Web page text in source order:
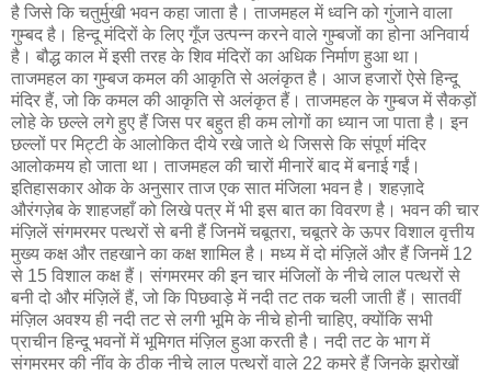
है जिसे कि चतुर्मुखी भवन कहा जाता है। ताजमहल में ध्वनि को गुंजाने वाला
गुम्बद है। हिन्दू मंदिरों के लिए गूँज उत्पन्न करने वाले गुम्बजों का होना अनिवार्य
है। बौद्ध काल में इसी तरह के शिव मंदिरों का अधिक निर्माण हुआ था।
ताजमहल का गुम्बज कमल की आकृति से अलंकृत है। आज हजारों ऐसे हिन्दू
मंदिर हैं, जो कि कमल की आकृति से अलंकृत हैं। ताजमहल के गुम्बज में सैकड़ों
लोहे के छल्ले लगे हुए हैं जिस पर बहुत ही कम लोगों का ध्यान जा पाता है। इन
छल्लों पर मिट्टी के आलोकित दीये रखे जाते थे जिससे कि संपूर्ण मंदिर
आलोकमय हो जाता था। ताजमहल की चारों मीनारें बाद में बनाई गईं।
इतिहासकार ओक के अनुसार ताज एक सात मंजिला भवन है। शहज़ादे
औरंगज़ेब के शाहजहाँ को लिखे पत्र में भी इस बात का विवरण है। भवन की चार
मंज़िलें संगमरमर पत्थरों से बनी हैं जिनमें चबूतरा, चबूतरे के ऊपर विशाल वृत्तीय
मुख्य कक्ष और तहखाने का कक्ष शामिल है। मध्य में दो मंज़िलें और हैं जिनमें 12
से 15 विशाल कक्ष हैं। संगमरमर की इन चार मंजिलों के नीचे लाल पत्थरों से
बनी दो और मंज़िलें हैं, जो कि पिछवाड़े में नदी तट तक चली जाती हैं। सातवीं
मंज़िल अवश्य ही नदी तट से लगी भूमि के नीचे होनी चाहिए, क्योंकि सभी
प्राचीन हिन्दू भवनों में भूमिगत मंज़िल हुआ करती है। नदी तट के भाग में
संगमरमर की नींव के ठीक नीचे लाल पत्थरों वाले 22 कमरे हैं जिनके झरोखों